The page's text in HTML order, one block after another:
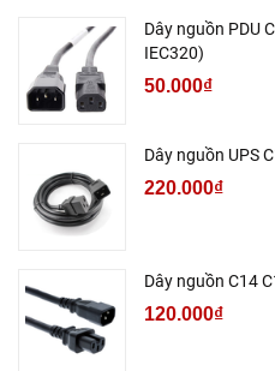
Dây nguồn PDU
IEC320)
50.000₫
Dây nguồn UPS
220.000₫
Dây nguồn C14
120.000₫